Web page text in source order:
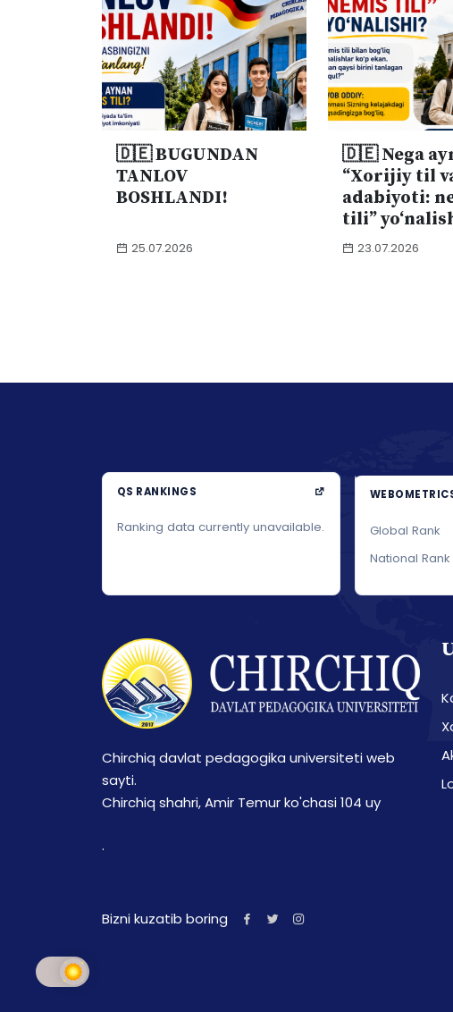
🇩🇪 BUGUNDAN
TANLOV
BOSHLANDI!
25.07.2026
🇩🇪 Nega
“Xorijiy til
adabiyoti:
tili”
23.07.2026
QS RANKINGS
Ranking data currently unavailable. Global Rank
National Rank
Chirchiq davlat pedagogika universiteti web
sayti.
Chirchiq shahri, Amir Temur ko'chasi 104 uy
.
Bizni kuzatib boring